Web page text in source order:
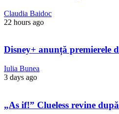
Claudia Baidoc
22 hours ago
Disney+ anunță premierele
Iulia Bunea
3 days ago
„As if!” Clueless revine